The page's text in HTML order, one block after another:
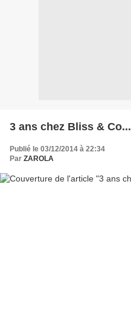
3 ans chez Bliss & Co...
Publié le 03/12/2014 à 22:34
Par ZAROLA